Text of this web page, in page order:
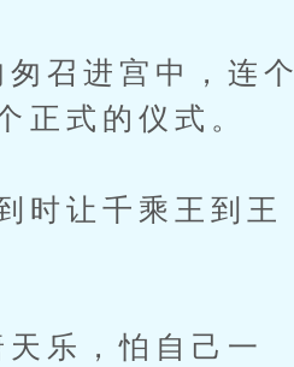
召进宫中，连个
正式的仪式。
时让千乘王到王
乐，怕自己一